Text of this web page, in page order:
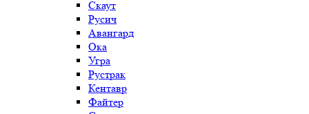
Скаут
Русич
Авангард
Ока
Угра
Рустрак
Кентавр
Файтер